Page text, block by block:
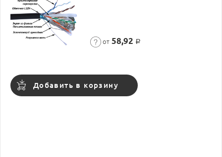
от 58,92 Р
Добавить в корзину